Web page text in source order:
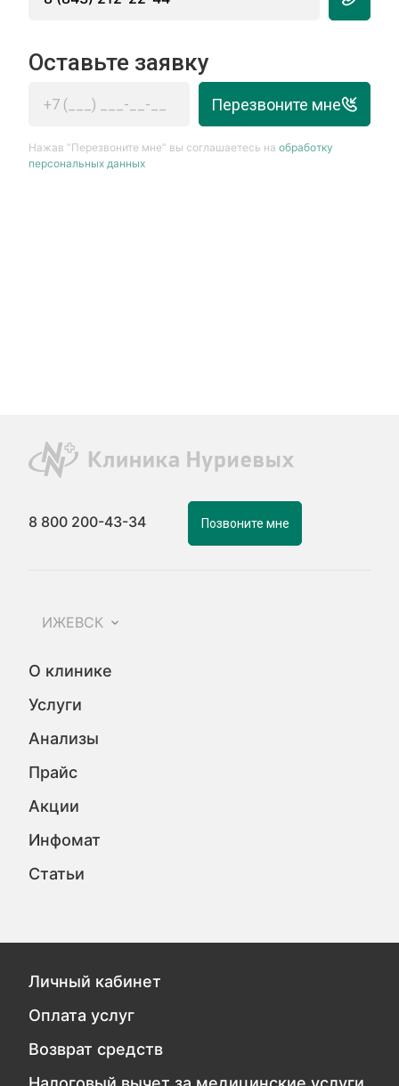
Оставьте заявку
Перезвоните мне
Нажав “Перезвоните мне” вы соглашаетесь наобработку
персональных данных
8 800 200-43-34 Позвоните мне
ИЖЕВСК
О клинике
Услуги
Анализы
Прайс
Акции
Инфомат
Статьи
Личный кабинет
Оплата услуг
Возврат средств